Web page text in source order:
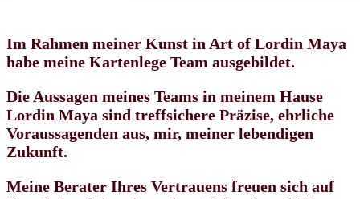
Im Rahmen meiner Kunst in Art of Lordin Maya
habe meine Kartenlege Team ausgebildet.
Die Aussagen meines Teams in meinem Hause
Lordin Maya sind treffsichere Präzise, ehrliche
Voraussagenden aus, mir, meiner lebendigen
Zukunft.
Meine Berater Ihres Vertrauens freuen sich auf